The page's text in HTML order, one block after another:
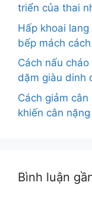
triển của thai
Hấp khoai
bếp mách
Cách nấu
dặm giàu dinh
Cách giảm
khiến cân
Bình luận